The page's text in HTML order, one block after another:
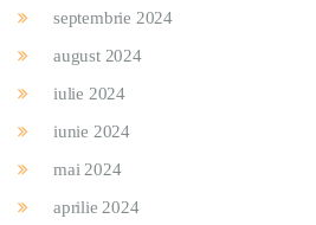
septembrie 2024
august 2024
iulie 2024
iunie 2024
mai 2024
aprilie 2024